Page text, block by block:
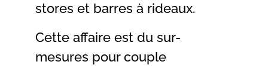
stores et barres à rideaux.
Cette affaire est du sur-
mesures pour couple